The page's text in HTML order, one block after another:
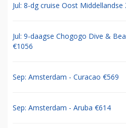
Jul: 8-dg cruise Oost Middellandse
Jul: 9-daagse Chogogo Dive &
€1056
Sep: Amsterdam - Curacao €569
Sep: Amsterdam - Aruba €614